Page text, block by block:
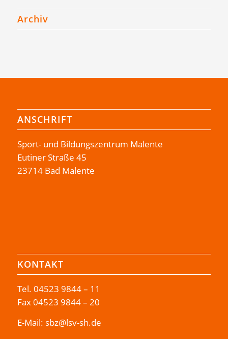
Archiv
ANSCHRIFT
Sport- und Bildungszentrum Malente
Eutiner Straße 45
23714 Bad Malente
KONTAKT
Tel. 04523 9844 – 11
Fax 04523 9844 – 20
E-Mail: sbz@lsv-sh.de